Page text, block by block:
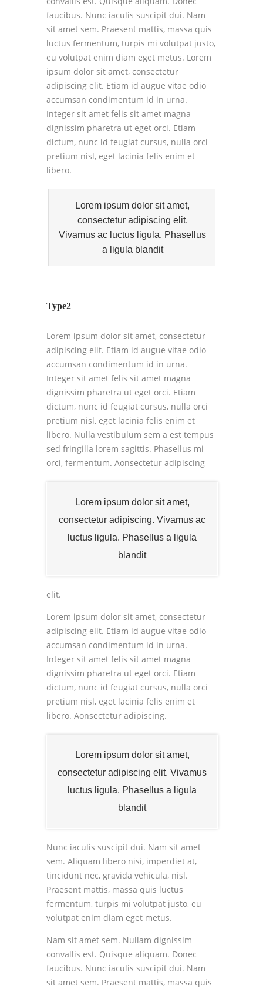
faucibus. Nunc iaculis suscipit dui. Nam
sit amet sem. Praesent mattis, massa quis
luctus fermentum, turpis mi volutpat justo,
eu volutpat enim diam eget metus. Lorem
ipsum dolor sit amet, consectetur
adipiscing elit. Etiam id augue vitae odio
accumsan condimentum id in urna.
Integer sit amet felis sit amet magna
dignissim pharetra ut eget orci. Etiam
dictum, nunc id feugiat cursus, nulla orci
pretium nisl, eget lacinia felis enim et
libero.
Lorem ipsum dolor sit amet,
consectetur adipiscing elit.
Vivamus ac luctus ligula. Phasellus
a ligula blandit
Type2
Lorem ipsum dolor sit amet, consectetur
adipiscing elit. Etiam id augue vitae odio
accumsan condimentum id in urna.
Integer sit amet felis sit amet magna
dignissim pharetra ut eget orci. Etiam
dictum, nunc id feugiat cursus, nulla orci
pretium nisl, eget lacinia felis enim et
libero. Nulla vestibulum sem a est tempus
sed fringilla lorem sagittis. Phasellus mi
orci, fermentum.
Lorem ipsum dolor sit amet,
consectetur adipiscing. Vivamus ac
luctus ligula. Phasellus a ligula
blandit
Aonsectetur adipiscing
elit.
Lorem ipsum dolor sit amet, consectetur
adipiscing elit. Etiam id augue vitae odio
accumsan condimentum id in urna.
Integer sit amet felis sit amet magna
dignissim pharetra ut eget orci. Etiam
dictum, nunc id feugiat cursus, nulla orci
pretium nisl, eget lacinia felis enim et
libero.
Lorem ipsum dolor sit amet,
consectetur adipiscing elit. Vivamus
luctus ligula. Phasellus a ligula
blandit
Aonsectetur adipiscing.
Nunc iaculis suscipit dui. Nam sit amet
sem. Aliquam libero nisi, imperdiet at,
tincidunt nec, gravida vehicula, nisl.
Praesent mattis, massa quis luctus
fermentum, turpis mi volutpat justo, eu
volutpat enim diam eget metus.
Nam sit amet sem. Nullam dignissim
convallis est. Quisque aliquam. Donec
faucibus. Nunc iaculis suscipit dui. Nam
sit amet sem. Praesent mattis, massa quis